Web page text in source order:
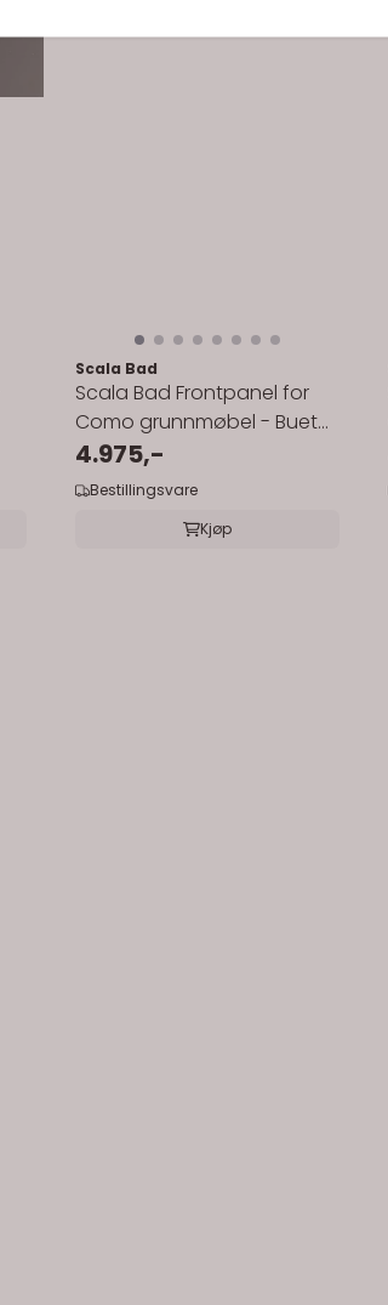
Scala Bad
Scala Bad Frontpanel for
Como grunnmøbel - Buet
liggende spiler
4.975,-
Bestillingsvare
Kjøp